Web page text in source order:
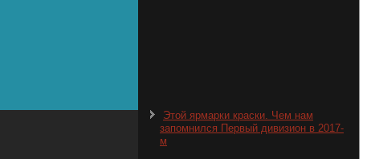
Этой ярмарки краски. Чем нам
запомнился Первый дивизион в 2017-
м